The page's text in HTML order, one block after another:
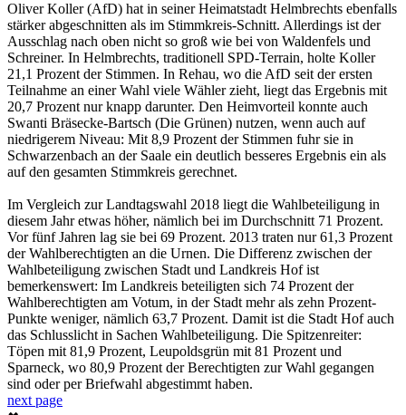
Oliver Koller (AfD) hat in seiner Heimatstadt Helmbrechts ebenfalls
stärker abgeschnitten als im Stimmkreis-Schnitt. Allerdings ist der
Ausschlag nach oben nicht so groß wie bei von Waldenfels und
Schreiner. In Helmbrechts, traditionell SPD-Terrain, holte Koller
21,1 Prozent der Stimmen. In Rehau, wo die AfD seit der ersten
Teilnahme an einer Wahl viele Wähler zieht, liegt das Ergebnis mit
20,7 Prozent nur knapp darunter. Den Heimvorteil konnte auch
Swanti Bräsecke-Bartsch (Die Grünen) nutzen, wenn auch auf
niedrigerem Niveau: Mit 8,9 Prozent der Stimmen fuhr sie in
Schwarzenbach an der Saale ein deutlich besseres Ergebnis ein als
auf den gesamten Stimmkreis gerechnet.
Im Vergleich zur Landtagswahl 2018 liegt die Wahlbeteiligung in
diesem Jahr etwas höher, nämlich bei im Durchschnitt 71 Prozent.
Vor fünf Jahren lag sie bei 69 Prozent. 2013 traten nur 61,3 Prozent
der Wahlberechtigten an die Urnen. Die Differenz zwischen der
Wahlbeteiligung zwischen Stadt und Landkreis Hof ist
bemerkenswert: Im Landkreis beteiligten sich 74 Prozent der
Wahlberechtigten am Votum, in der Stadt mehr als zehn Prozent-
Punkte weniger, nämlich 63,7 Prozent. Damit ist die Stadt Hof auch
das Schlusslicht in Sachen Wahlbeteiligung. Die Spitzenreiter:
Töpen mit 81,9 Prozent, Leupoldsgrün mit 81 Prozent und
Sparneck, wo 80,9 Prozent der Berechtigten zur Wahl gegangen
sind oder per Briefwahl abgestimmt haben.
next page